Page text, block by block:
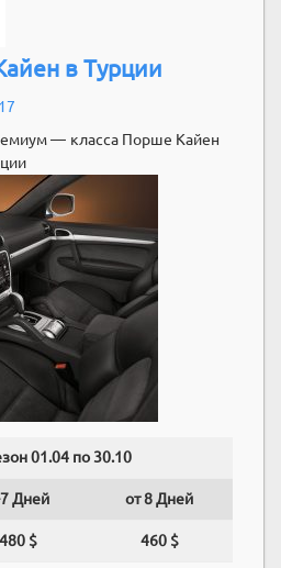
в Турции
— класса Порше Кайен
01.04 по 30.10
Дней от 8 Дней
480 $ 460 $